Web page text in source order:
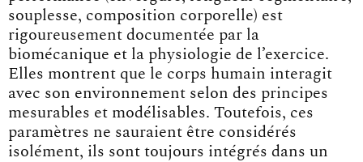
souplesse, composition corporelle) est
rigoureusement documentée par la
biomécanique et la physiologie de l’exercice.
Elles montrent que le corps humain interagit
avec son environnement selon des principes
mesurables et modélisables. Toutefois, ces
paramètres ne sauraient être considérés
isolément, ils sont toujours intégrés dans un